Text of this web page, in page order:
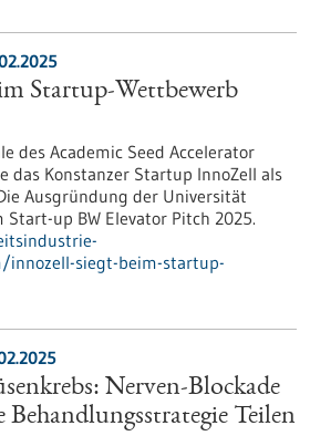
Startup-Wettbewerb
des Academic Seed Accelerator
das Konstanzer Startup InnoZell als
Ausgründung der Universität
up BW Elevator Pitch 2025.
siegt-beim-startup-
Nerven-Blockade
Behandlungsstrategie Teilen